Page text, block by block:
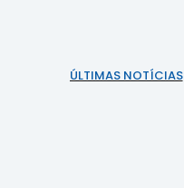
ÚLTIMAS NOTÍCIAS